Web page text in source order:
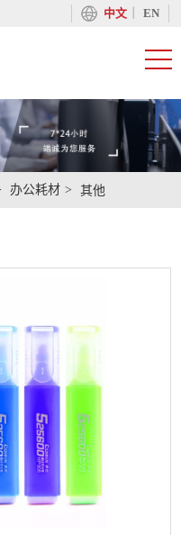
中文丨 EN
办公耗材 其他